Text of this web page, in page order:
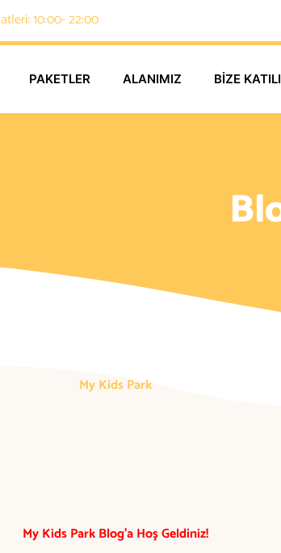
10:00- 22:00
PAKETLER ALANIMIZ BIZE
My Kids Park
My Kids Park Blog’a Hoş Geldiniz!